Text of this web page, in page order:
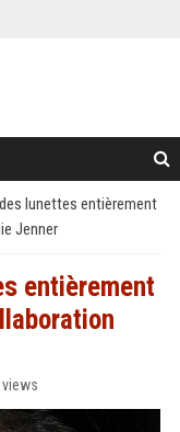
lunettes entièrement
Jenner
entièrement
views